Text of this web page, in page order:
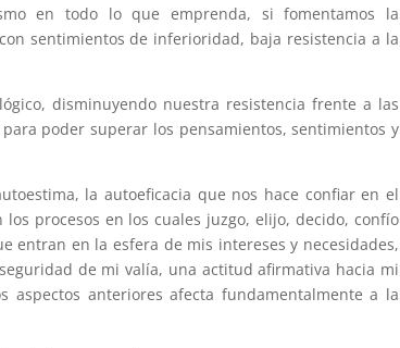
en todo lo que emprenda, si fomentamos la
sentimientos de inferioridad, baja resistencia a la
disminuyendo nuestra resistencia frente a las
poder superar los pensamientos, sentimientos y
la autoeficacia que nos hace confiar en el
procesos en los cuales juzgo, elijo, decido, confío
entran en la esfera de mis intereses y necesidades,
de mi valía, una actitud afirmativa hacia mi
anteriores afecta fundamentalmente a la